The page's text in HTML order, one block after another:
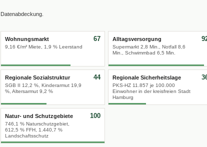
Wohnungsmarkt
9,16 €/m² Miete, 1,9 % Leerstand
67 Alltagsversorgung
Supermarkt 2,8 Min., Notfall 8,6
Min., Schwimmbad 6,5 Min.
Regionale Sozialstruktur
SGB II 12,2 %, Kinderarmut 19,9
%, Altersarmut 9,2 %
44 Regionale Sicherheitslage
PKS-HZ 11.857 je 100.000
Einwohner in der kreisfreien Stadt
Hamburg
Natur- und Schutzgebiete
746,1 % Naturschutzgebiet,
612,5 % FFH, 1.440,7 %
Landschaftsschutz
100